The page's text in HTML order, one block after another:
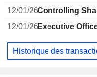
12/01/26Controlling
12/01/26Executive
Historique des